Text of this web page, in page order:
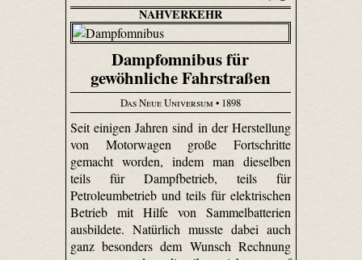
NAHVERKEHR
Dampfomnibus für
gewöhnliche Fahrstraßen
Das Neue Universum • 1898
Seit einigen Jahren sind in der Herstellung
von Motorwagen große Fortschritte
gemacht worden, indem man dieselben
teils für Dampfbetrieb, teils für
Petroleumbetrieb und teils für elektrischen
Betrieb mit Hilfe von Sammelbatterien
ausbildete. Natürlich musste dabei auch
ganz besonders dem Wunsch Rechnung